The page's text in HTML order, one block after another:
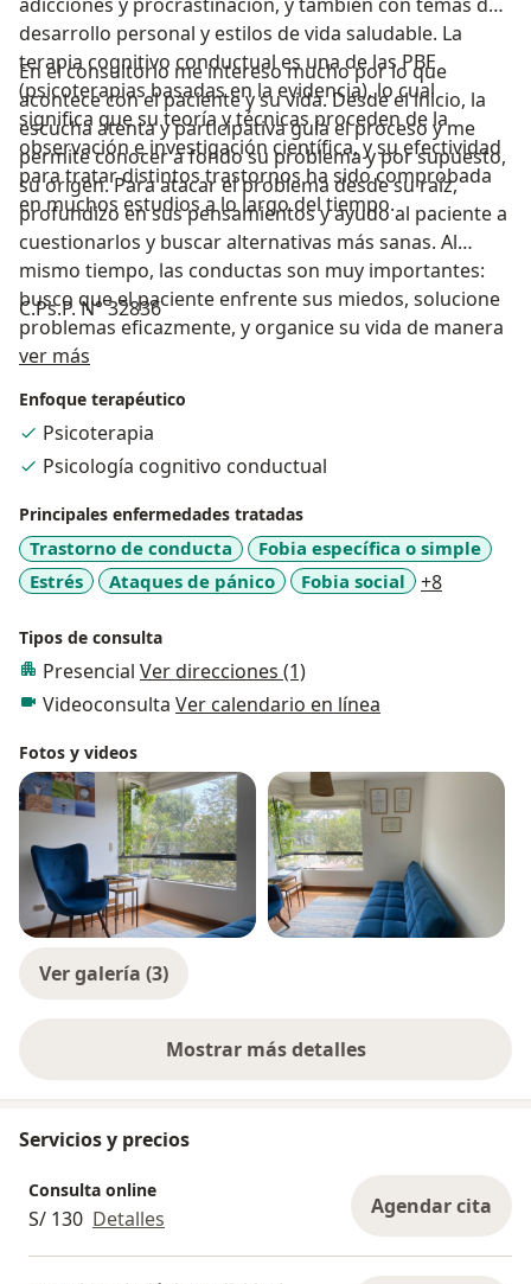
desarrollo personal y estilos de vida saludable. La
terapia cognitivo conductual es una de las PBE
(psicoterapias basadas en la evidencia), lo cual
significa que su teoría y técnicas proceden de la
observación e investigación científica, y su efectividad
para tratar distintos trastornos ha sido comprobada
en muchos estudios a lo largo del tiempo.
En el consultorio me intereso mucho por lo que
acontece con el paciente y su vida. Desde el inicio, la
escucha atenta y participativa guía el proceso y me
permite conocer a fondo su problema y por supuesto,
su origen. Para atacar el problema desde su raíz,
profundizo en sus pensamientos y ayudo al paciente a
cuestionarlos y buscar alternativas más sanas. Al
mismo tiempo, las conductas son muy importantes:
busco que el paciente enfrente sus miedos, solucione
problemas eficazmente, y organice su vida de manera
que pueda conducirla hacia donde desea llegar. El
lograrán el cambio deseado y un bienestar emocional
importante y duradero.
C.Ps.P. N° 32836
ver más
Enfoque terapéutico
Psicoterapia
Psicología cognitivo conductual
Principales enfermedades tratadas
Trastorno de conducta
Fobia específica o simple
Estrés
Ataques de pánico Fobia social +8
Tipos de consulta
Presencial Ver direcciones (1)
Videoconsulta Ver calendario en línea
Fotos y videos
Ver galería (3)
Mostrar más detalles
sobre la experiencia
Servicios y precios
Consulta online
S/ 130 Detalles Agendar cita